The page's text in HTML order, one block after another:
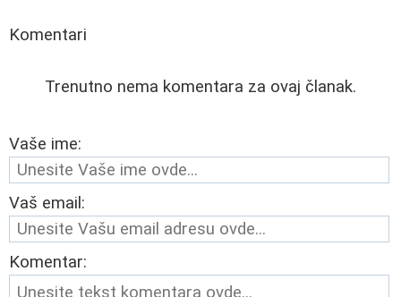
Komentari
Trenutno nema komentara za ovaj članak.
Vaše ime:
Vaš email:
Komentar: